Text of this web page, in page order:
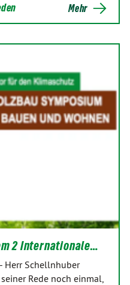
Mehr
2 Internationale…
- Herr Schellnhuber
Rede noch einmal,